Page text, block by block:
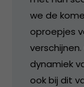
we de
oproepjes
dynamiek
ook bij dit